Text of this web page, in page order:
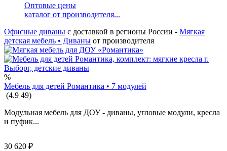
Оптовые цены
каталог от производителя...
Офисные диваны с доставкой в регионы России - Мягкая
детская мебель • Диваны от производителя
%
Мебель для детей Романтика • 7 модулей
(4.9 49)
Модульная мебель для ДОУ - диваны, угловые модули, кресла
и пуфик...
30 620 ₽